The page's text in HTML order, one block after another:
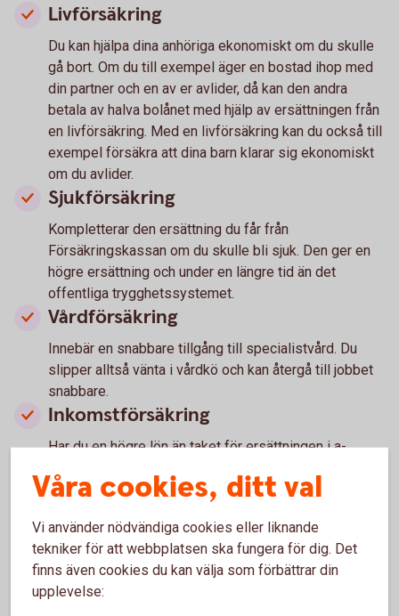
Livförsäkring
Du kan hjälpa dina anhöriga ekonomiskt om du skulle
gå bort. Om du till exempel äger en bostad ihop med
din partner och en av er avlider, då kan den andra
betala av halva bolånet med hjälp av ersättningen från
en livförsäkring. Med en livförsäkring kan du också till
exempel försäkra att dina barn klarar sig ekonomiskt
om du avlider.
Sjukförsäkring
Kompletterar den ersättning du får från
Försäkringskassan om du skulle bli sjuk. Den ger en
högre ersättning och under en längre tid än det
offentliga trygghetssystemet.
Vårdförsäkring
Innebär en snabbare tillgång till specialistvård. Du
slipper alltså vänta i vårdkö och kan återgå till jobbet
snabbare.
Inkomstförsäkring
Har du en högre lön än taket för ersättningen i a-
om du skulle bli arbetslös.
Kan ge ersättning vid sjukdom, olycksfall och dödsfall
av barn. Det kan vara klokt att skaffa en barnförsäkring
så tidigt som möjligt och att behålla den så länge som
Våra cookies, ditt val
Vi använder nödvändiga cookies eller liknande
tekniker för att webbplatsen ska fungera för dig. Det
finns även cookies du kan välja som förbättrar din
upplevelse: